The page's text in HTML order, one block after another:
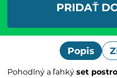
PRIDAŤ
Popis
Pohodlný a ľahký set